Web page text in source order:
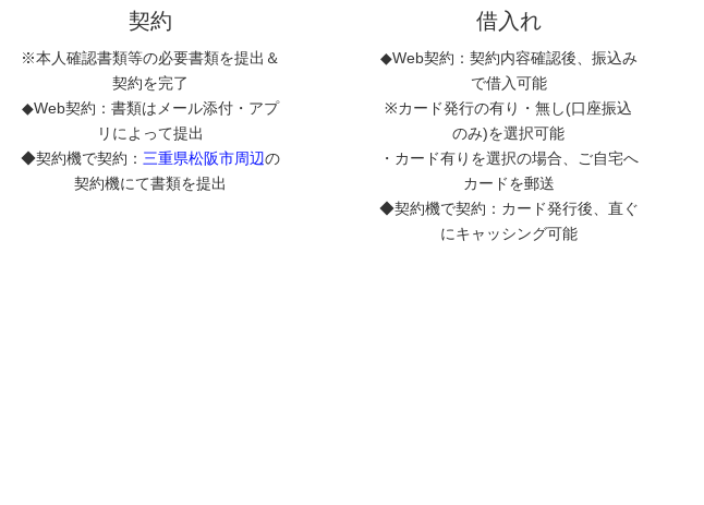
契約
※本人確認書類等の必要書類を提出＆
契約を完了
◆Web契約：書類はメール添付・アプ
リによって提出
◆契約機で契約： 三重県松阪市周辺の
契約機にて書類を提出
借入れ
◆Web契約：契約内容確認後、振込み
で借入可能
※カード発行の有り・無し(口座振込
のみ)を選択可能
・カード有りを選択の場合、ご自宅へ
カードを郵送
◆契約機で契約：カード発行後、直ぐ
にキャッシング可能